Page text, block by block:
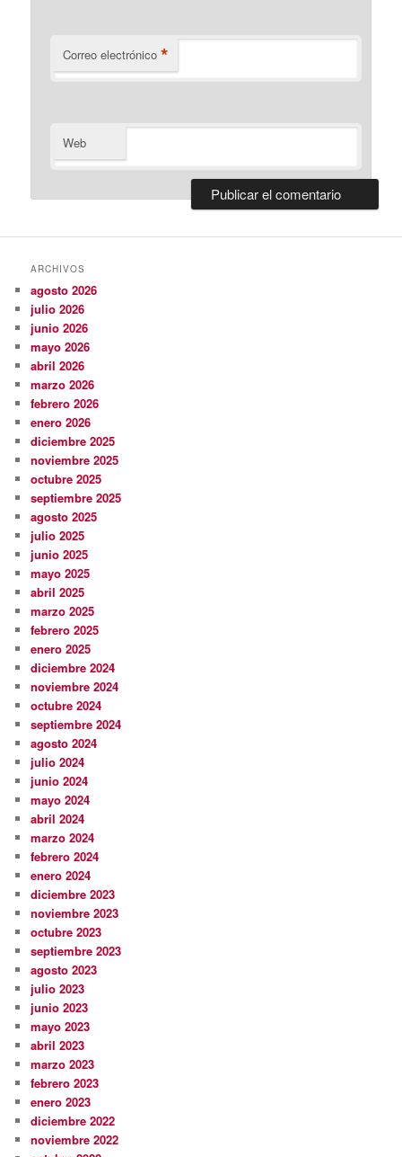
Correo electrónico *
Web
ARCHIVOS
agosto 2026
julio 2026
junio 2026
mayo 2026
abril 2026
marzo 2026
febrero 2026
enero 2026
diciembre 2025
noviembre 2025
octubre 2025
septiembre 2025
agosto 2025
julio 2025
junio 2025
mayo 2025
abril 2025
marzo 2025
febrero 2025
enero 2025
diciembre 2024
noviembre 2024
octubre 2024
septiembre 2024
agosto 2024
julio 2024
junio 2024
mayo 2024
abril 2024
marzo 2024
febrero 2024
enero 2024
diciembre 2023
noviembre 2023
octubre 2023
septiembre 2023
agosto 2023
julio 2023
junio 2023
mayo 2023
abril 2023
marzo 2023
febrero 2023
enero 2023
diciembre 2022
noviembre 2022